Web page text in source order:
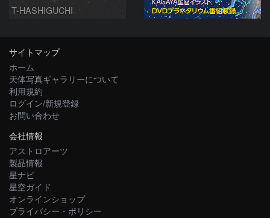
T-HASHIGUCHI
サイトマップ
ホーム
天体写真ギャラリーについて
利用規約
ログイン/新規登録
お問い合わせ
会社情報
アストロアーツ
製品情報
星ナビ
星空ガイド
オンラインショップ
プライバシー・ポリシー